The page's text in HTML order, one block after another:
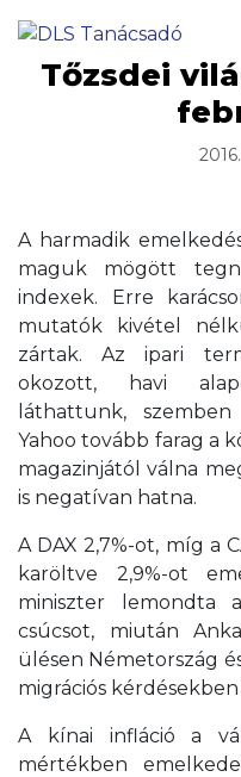
Tőzsdei
A harmadik
maguk mögött
indexek. Erre
mutatók kivétel
zártak. Az ipari
okozott, havi
láthattunk,
Yahoo tovább farag a
magazinjától válna
is negatívan hatna.
A DAX 2,7%-ot, míg a
karöltve 2,9%-ot
miniszter lemondta
csúcsot, miután
ülésen Németország
migrációs
A kínai infláció a
mértékben